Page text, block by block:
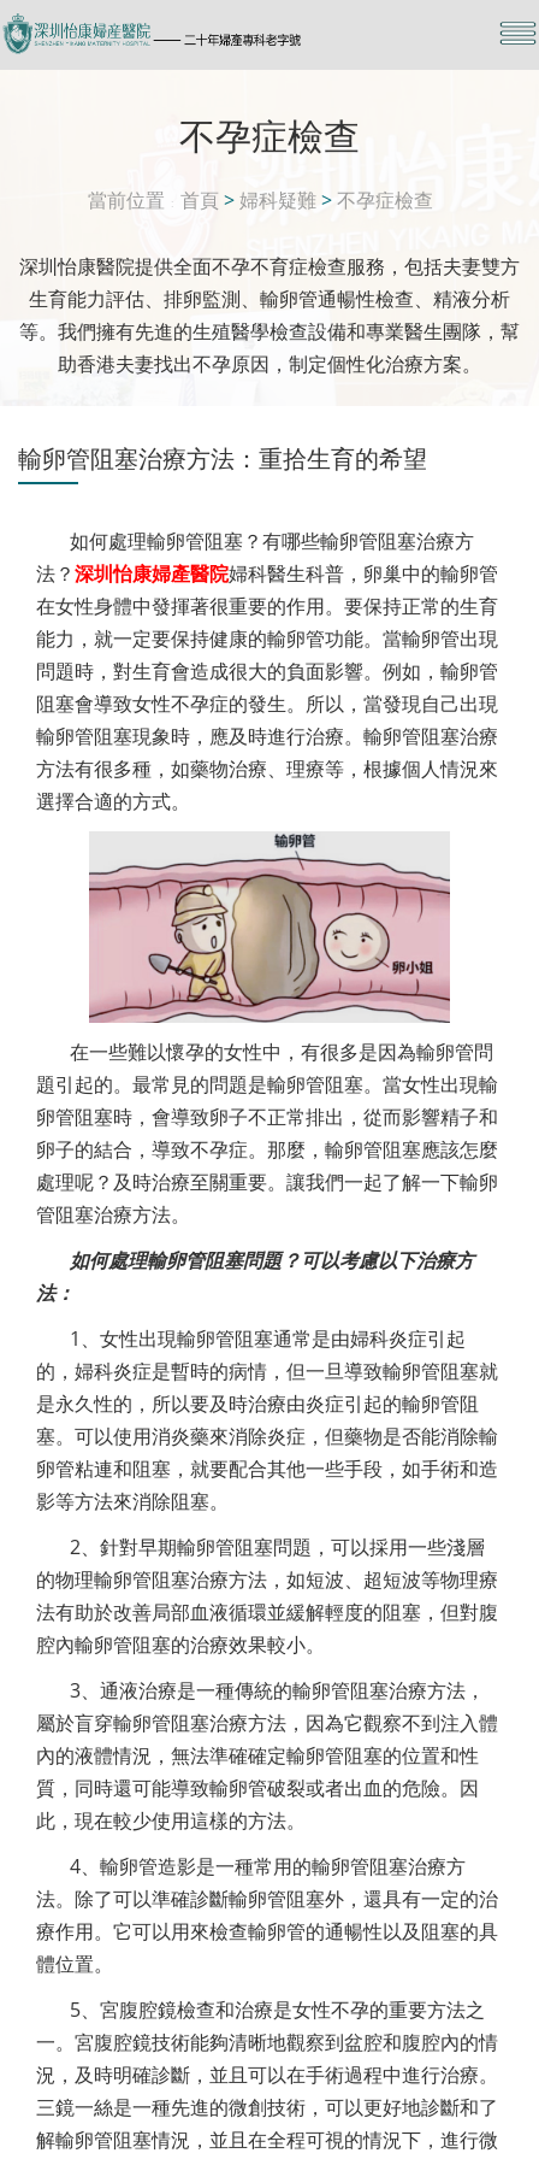
不孕症檢查
當前位置 首頁 >婦科疑難>不孕症檢查
深圳怡康醫院提供全面不孕不育症檢查服務，包括夫妻雙方
生育能力評估、排卵監測、輸卵管通暢性檢查、精液分析
等。我們擁有先進的生殖醫學檢查設備和專業醫生團隊，幫
助香港夫妻找出不孕原因，制定個性化治療方案。
輸卵管阻塞治療方法：重拾生育的希望
如何處理輸卵管阻塞？有哪些輸卵管阻塞治療方
法？深圳怡康婦產醫院婦科醫生科普，卵巢中的輸卵管
在女性身體中發揮著很重要的作用。要保持正常的生育
能力，就一定要保持健康的輸卵管功能。當輸卵管出現
問題時，對生育會造成很大的負面影響。例如，輸卵管
阻塞會導致女性不孕症的發生。所以，當發現自己出現
輸卵管阻塞現象時，應及時進行治療。輸卵管阻塞治療
方法有很多種，如藥物治療、理療等，根據個人情況來
選擇合適的方式。
在一些難以懷孕的女性中，有很多是因為輸卵管問
題引起的。最常見的問題是輸卵管阻塞。當女性出現輸
卵管阻塞時，會導致卵子不正常排出，從而影響精子和
卵子的結合，導致不孕症。那麼，輸卵管阻塞應該怎麼
處理呢？及時治療至關重要。讓我們一起了解一下輸卵
管阻塞治療方法。
如何處理輸卵管阻塞問題？可以考慮以下治療方
法：
1、女性出現輸卵管阻塞通常是由婦科炎症引起
的，婦科炎症是暫時的病情，但一旦導致輸卵管阻塞就
是永久性的，所以要及時治療由炎症引起的輸卵管阻
塞。可以使用消炎藥來消除炎症，但藥物是否能消除輸
卵管粘連和阻塞，就要配合其他一些手段，如手術和造
影等方法來消除阻塞。
2、針對早期輸卵管阻塞問題，可以採用一些淺層
的物理輸卵管阻塞治療方法，如短波、超短波等物理療
法有助於改善局部血液循環並緩解輕度的阻塞，但對腹
腔內輸卵管阻塞的治療效果較小。
3、通液治療是一種傳統的輸卵管阻塞治療方法，
屬於盲穿輸卵管阻塞治療方法，因為它觀察不到注入體
內的液體情況，無法準確確定輸卵管阻塞的位置和性
質，同時還可能導致輸卵管破裂或者出血的危險。因
此，現在較少使用這樣的方法。
4、輸卵管造影是一種常用的輸卵管阻塞治療方
法。除了可以準確診斷輸卵管阻塞外，還具有一定的治
療作用。它可以用來檢查輸卵管的通暢性以及阻塞的具
體位置。
5、宮腹腔鏡檢查和治療是女性不孕的重要方法之
一。宮腹腔鏡技術能夠清晰地觀察到盆腔和腹腔內的情
況，及時明確診斷，並且可以在手術過程中進行治療。
三鏡一絲是一種先進的微創技術，可以更好地診斷和了
解輸卵管阻塞情況，並且在全程可視的情況下，進行微